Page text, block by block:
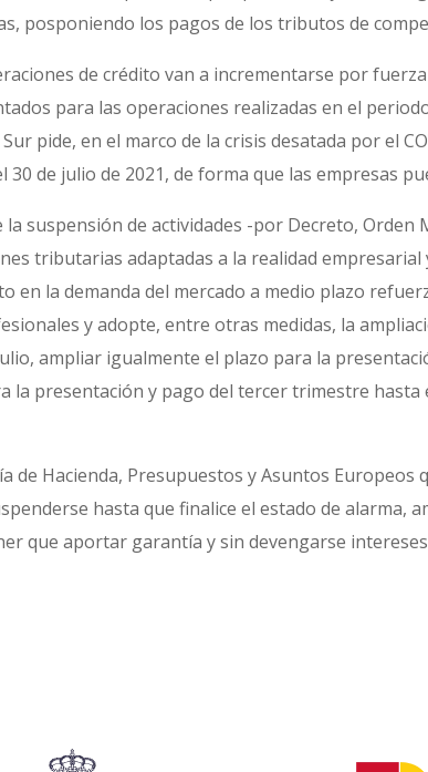
posponiendo los pagos de los tributos de
de crédito van a incrementarse por
para las operaciones realizadas en el
pide, en el marco de la crisis desatada por el
30 de julio de 2021, de forma que las empresas
suspensión de actividades -por Decreto,
tributarias adaptadas a la realidad
en la demanda del mercado a medio plazo
y adopte, entre otras medidas, la
ampliar igualmente el plazo para la
la presentación y pago del tercer trimestre
de Hacienda, Presupuestos y Asuntos
hasta que finalice el estado de alarma,
que aportar garantía y sin devengarse